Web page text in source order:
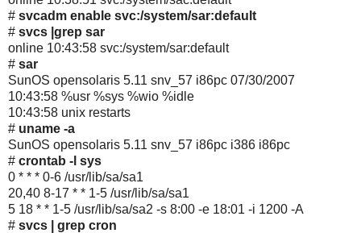
# svcadm enable svc:/system/sar:default
# svcs |grep sar
online 10:43:58 svc:/system/sar:default
# sar
SunOS opensolaris 5.11 snv_57 i86pc 07/30/2007
10:43:58 %usr %sys %wio %idle
10:43:58 unix restarts
# uname -a
SunOS opensolaris 5.11 snv_57 i86pc i386 i86pc
# crontab -l sys
0 * * * 0-6 /usr/lib/sa/sa1
20,40 8-17 * * 1-5 /usr/lib/sa/sa1
5 18 * * 1-5 /usr/lib/sa/sa2 -s 8:00 -e 18:01 -i 1200 -A
# svcs | grep cron